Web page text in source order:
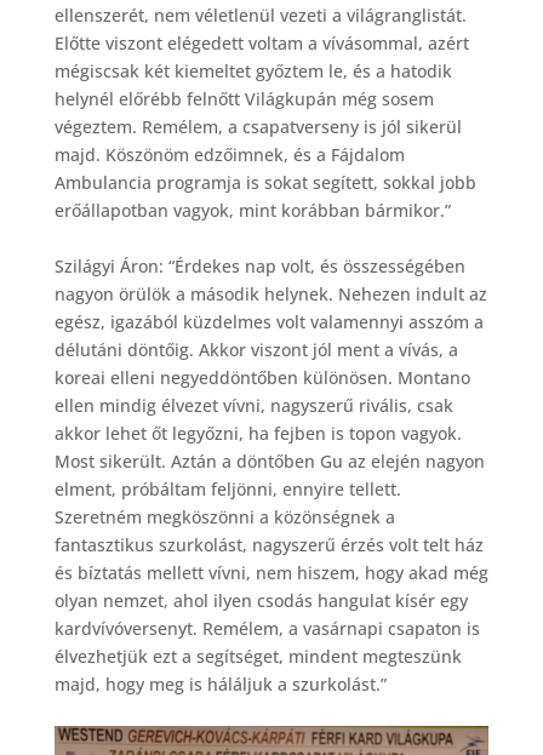
ellenszerét, nem véletlenül vezeti a világranglistát.
Előtte viszont elégedett voltam a vívásommal, azért
mégiscsak két kiemeltet győztem le, és a hatodik
helynél előrébb felnőtt Világkupán még sosem
végeztem. Remélem, a csapatverseny is jól sikerül
majd. Köszönöm edzőimnek, és a Fájdalom
Ambulancia programja is sokat segített, sokkal jobb
erőállapotban vagyok, mint korábban bármikor.”
Szilágyi Áron: “Érdekes nap volt, és összességében
nagyon örülök a második helynek. Nehezen indult az
egész, igazából küzdelmes volt valamennyi asszóm a
délutáni döntőig. Akkor viszont jól ment a vívás, a
koreai elleni negyeddöntőben különösen. Montano
ellen mindig élvezet vívni, nagyszerű rivális, csak
akkor lehet őt legyőzni, ha fejben is topon vagyok.
Most sikerült. Aztán a döntőben Gu az elején nagyon
elment, próbáltam feljönni, ennyire tellett.
Szeretném megköszönni a közönségnek a
fantasztikus szurkolást, nagyszerű érzés volt telt ház
és bíztatás mellett vívni, nem hiszem, hogy akad még
olyan nemzet, ahol ilyen csodás hangulat kísér egy
kardvívóversenyt. Remélem, a vasárnapi csapaton is
élvezhetjük ezt a segítséget, mindent megteszünk
majd, hogy meg is háláljuk a szurkolást.”